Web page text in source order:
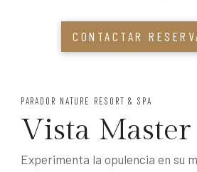
CONTACTAR
PARADOR NATURE RESORT & SPA
Vista Master
Experimenta la opulencia en su